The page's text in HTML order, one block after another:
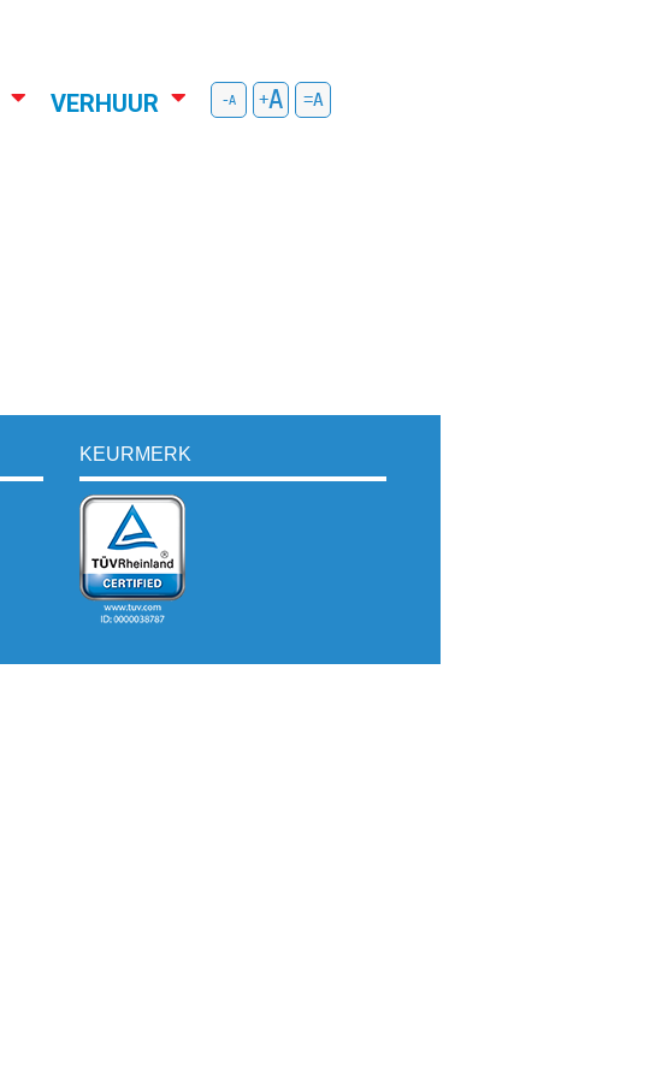
VERHUUR - + =
KEURMERK